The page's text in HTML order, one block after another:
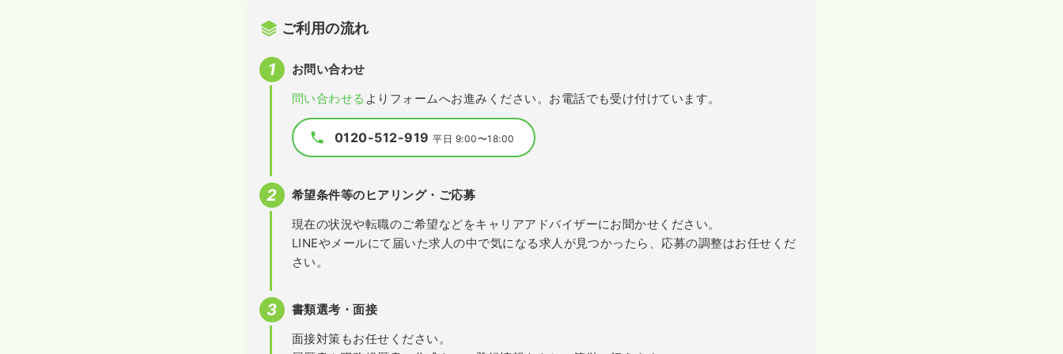
ご利用の流れ
お問い合わせ
問い合わせる よりフォームへお進みください。お電話でも受け付けています。
0120-512-919平日 9:00〜18:00
希望条件等のヒアリング・ご応募
現在の状況や転職のご希望などをキャリアアドバイザーにお聞かせください。
LINEやメールにて届いた求人の中で気になる求人が見つかったら、応募の調整はお任せくだ
さい。
書類選考・面接
面接対策もお任せください。